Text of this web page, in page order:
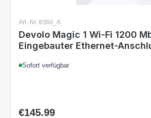
Art.-Nr. 8360_A
Devolo Magic 1 Wi-Fi 1200
Eingebauter Ethernet-
Sofort verfügbar
Regular price:
€145.99